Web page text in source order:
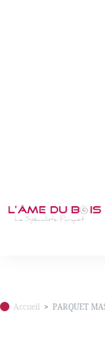
Accueil PARQUET